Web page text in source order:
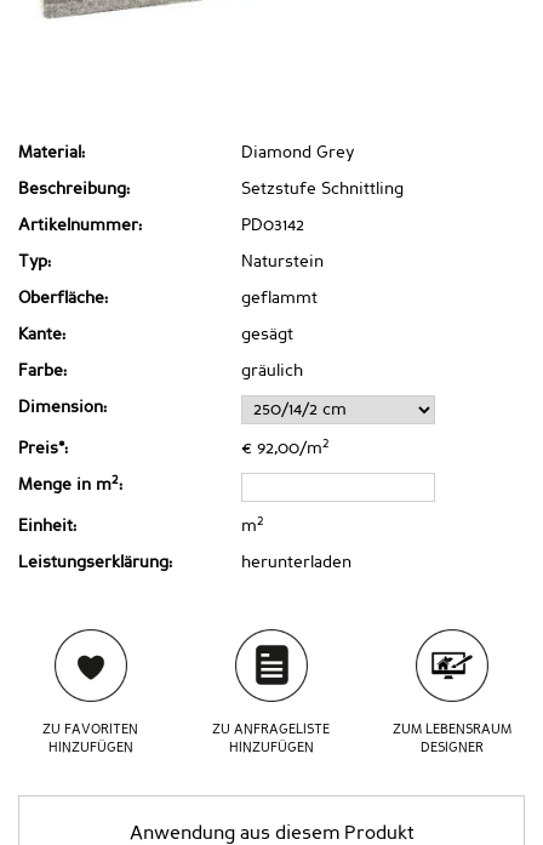
Material: Diamond Grey
Beschreibung: Setzstufe Schnittling
Artikelnummer: PD03142
Typ: Naturstein
Oberfläche: geflammt
Kante: gesägt
Farbe: gräulich
Dimension:
Preis*: € 92,00/m2
Menge in m2:
Einheit: m2
Leistungserklärung: herunterladen
ZU FAVORITEN
HINZUFÜGEN
ZU ANFRAGELISTE
HINZUFÜGEN
ZUM LEBENSRAUM
DESIGNER
Anwendung aus diesem Produkt